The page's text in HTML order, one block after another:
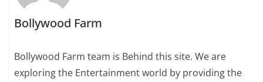
Bollywood Farm
Bollywood Farm team is Behind this site. We are
exploring the Entertainment world by providing the